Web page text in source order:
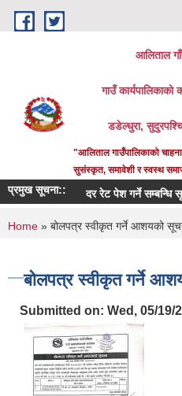
Skip to main content
आलिताल
गाउँ कार्यपालिकाको
डडेल्धुरा,
"आलिताल गाउँपालिकाको
सुसंस्कृत, समावेशी र स्वस्थ
प्रमुख सूचना::दर रेट पेश गर्ने सम्बन्धि सूचना
You are here
Home » बोलपत्र स्वीकृत गर्ने आशयको
बोलपत्र स्वीकृत गर्ने
Submitted on: Wed, 05/19/